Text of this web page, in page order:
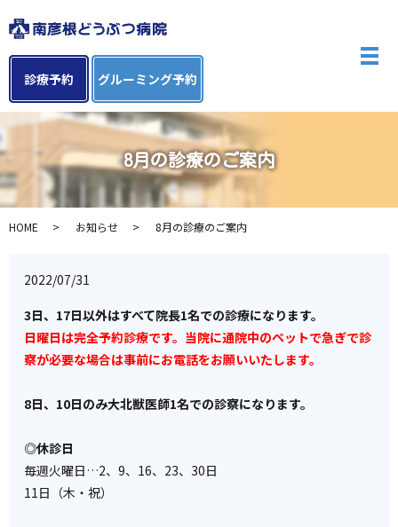
診療予約 グルーミング予約
メ
8月の診療のご案内
HOME お知らせ 8月の診療のご案内
2022/07/31
3日、17日以外はすべて院長1名での診療になります。
日曜日は完全予約診療です。当院に通院中のペットで急ぎで診
察が必要な場合は事前にお電話をお願いいたします。
8日、10日のみ大北獣医師1名での診察になります。
◎休診日
毎週火曜日…2、9、16、23、30日
11日（木・祝）